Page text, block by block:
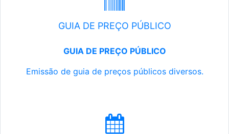
GUIA DE PREÇO PÚBLICO
GUIA DE PREÇO PÚBLICO
Emissão de guia de preços públicos diversos.